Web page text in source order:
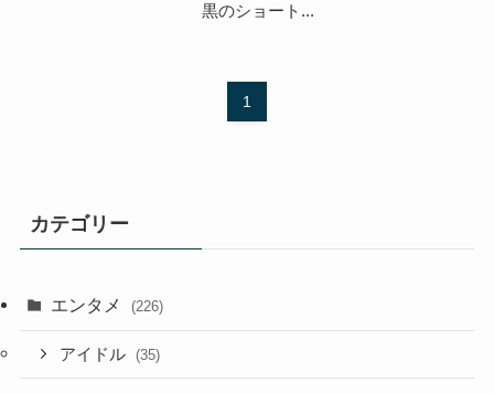
黒のショート...
1
カテゴリー
エンタメ (226)
アイドル (35)